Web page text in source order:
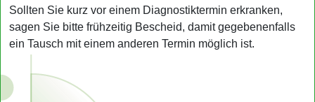
Sollten Sie kurz vor einem Diagnostiktermin erkranken,
sagen Sie bitte frühzeitig Bescheid, damit gegebenenfalls
ein Tausch mit einem anderen Termin möglich ist.